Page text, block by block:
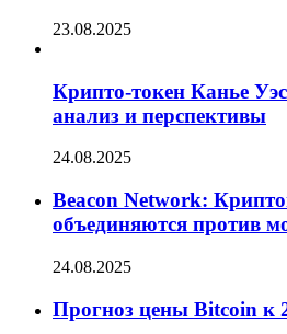
23.08.2025
Крипто-токен Канье
анализ и перспективы
24.08.2025
Beacon Network:
объединяются против
24.08.2025
Прогноз цены Bitcoin к